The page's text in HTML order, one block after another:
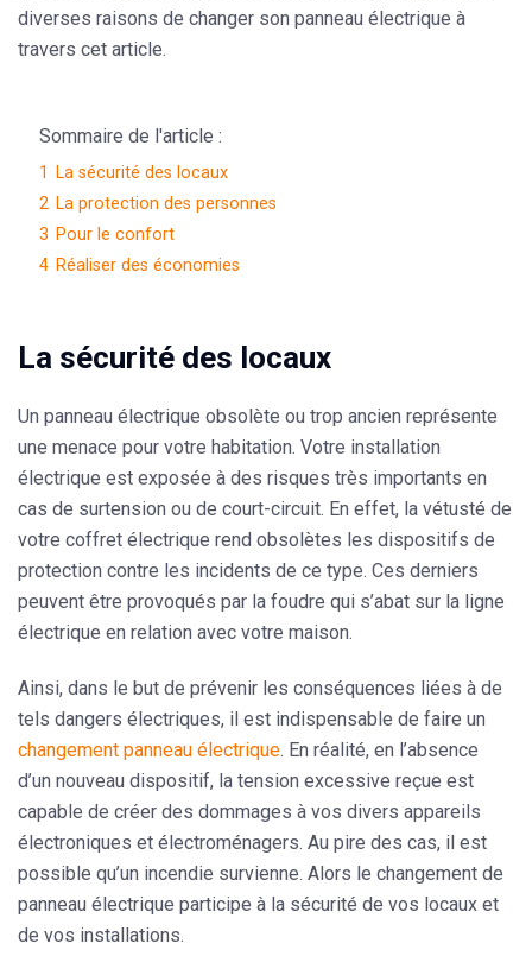
diverses raisons de changer son panneau électrique à
travers cet article.
Sommaire de l'article :
1
La sécurité des locaux
2 La protection des personnes
3 Pour le confort
4 Réaliser des économies
La sécurité des locaux
Un panneau électrique obsolète ou trop ancien représente
une menace pour votre habitation. Votre installation
électrique est exposée à des risques très importants en
cas de surtension ou de court-circuit. En effet, la vétusté de
votre coffret électrique rend obsolètes les dispositifs de
protection contre les incidents de ce type. Ces derniers
peuvent être provoqués par la foudre qui s’abat sur la ligne
électrique en relation avec votre maison.
Ainsi, dans le but de prévenir les conséquences liées à de
tels dangers électriques, il est indispensable de faire un
changement panneau électrique. En réalité, en l’absence
d’un nouveau dispositif, la tension excessive reçue est
capable de créer des dommages à vos divers appareils
électroniques et électroménagers. Au pire des cas, il est
possible qu’un incendie survienne. Alors le changement de
panneau électrique participe à la sécurité de vos locaux et
de vos installations.